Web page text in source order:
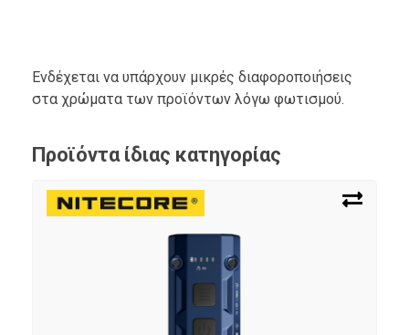
Ενδέχεται να υπάρχουν μικρές διαφοροποιήσεις
στα χρώματα των προϊόντων λόγω φωτισμού.
Προϊόντα ίδιας κατηγορίας